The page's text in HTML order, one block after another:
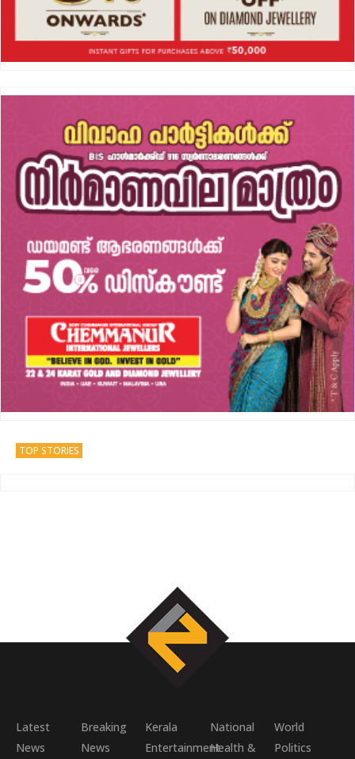
TOP STORIES
Latest
News
Breaking
News
Kerala National
World
EntertainmentHealth & Politics